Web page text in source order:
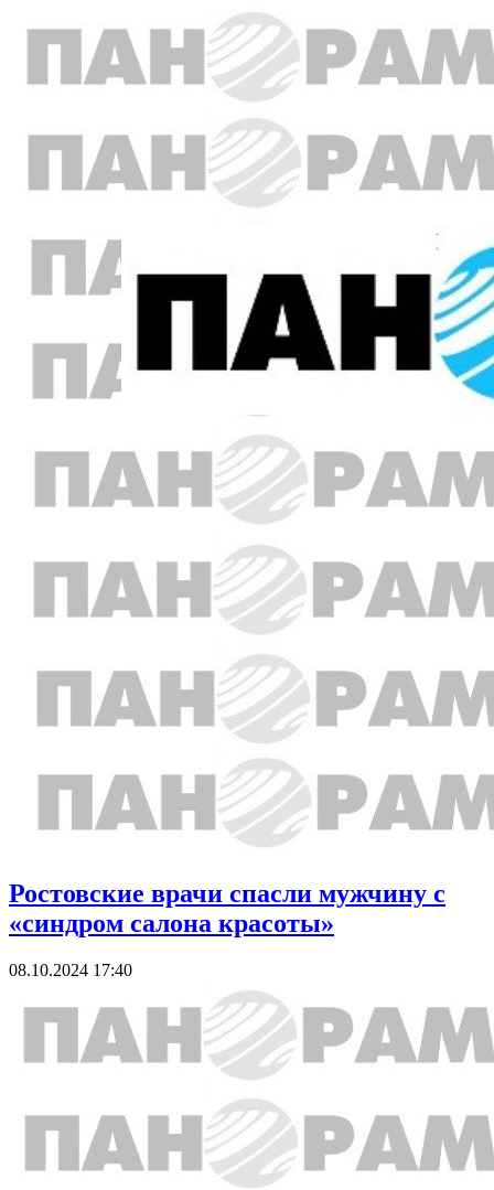
Ростовские врачи спасли мужчину с
«синдром салона красоты»
08.10.2024 17:40